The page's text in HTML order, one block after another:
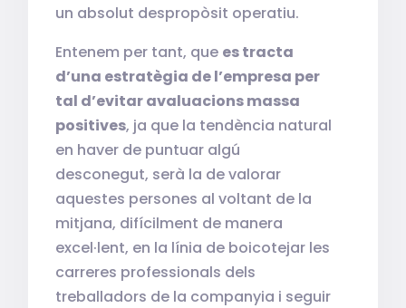
un absolut despropòsit operatiu.
Entenem per tant, que es tracta
d’una estratègia de l’empresa per
tal d’evitar avaluacions massa
positives, ja que la tendència natural
en haver de puntuar algú
desconegut, serà la de valorar
aquestes persones al voltant de la
mitjana, difícilment de manera
excel·lent, en la línia de boicotejar les
carreres professionals dels
treballadors de la companyia i seguir